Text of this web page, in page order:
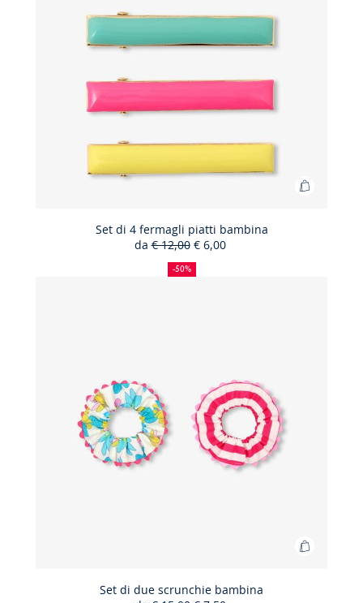
Aggiungi
Set di 4 fermagli piatti bambina
da
50%
di
sconto
Prezzo
precedente
:
€ 12,00Nuovo
prezzo
:
€ 6,00
-50%
Aggiungi
Set di due scrunchie bambina